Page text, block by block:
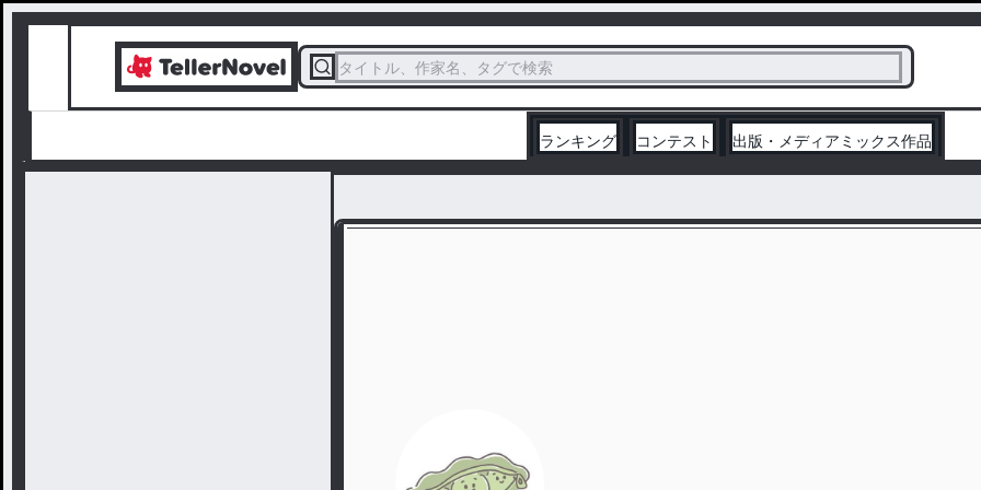
タイトル、作家名、タグで検索
ランキング コンテスト 出版・メディアミックス作品